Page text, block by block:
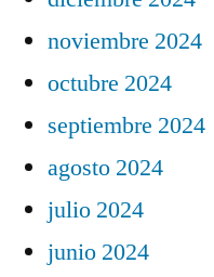
noviembre 2024
octubre 2024
septiembre 2024
agosto 2024
julio 2024
junio 2024